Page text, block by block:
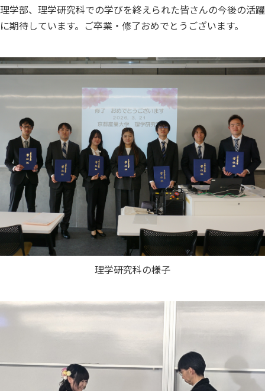
理学部、理学研究科での学びを終えられた皆さんの今後の活躍
に期待しています。ご卒業・修了おめでとうございます。
理学研究科の様子